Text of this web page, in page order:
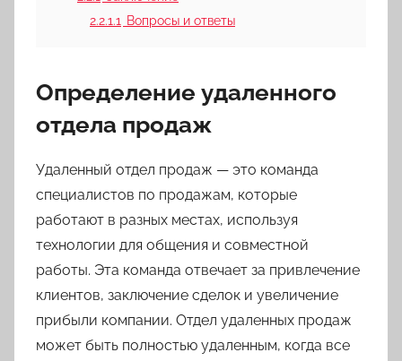
2.2.1.1 Вопросы и ответы
Определение удаленного
отдела продаж
Удаленный отдел продаж — это команда
специалистов по продажам, которые
работают в разных местах, используя
технологии для общения и совместной
работы. Эта команда отвечает за привлечение
клиентов, заключение сделок и увеличение
прибыли компании. Отдел удаленных продаж
может быть полностью удаленным, когда все